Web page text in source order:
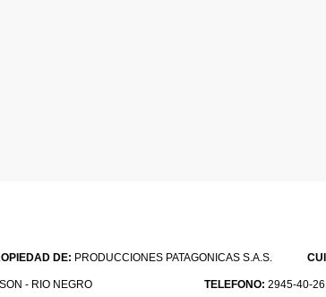
DE: PRODUCCIONES PATAGONICAS S.A.S.
- RIO NEGRO TELEFONO: 2945-40-